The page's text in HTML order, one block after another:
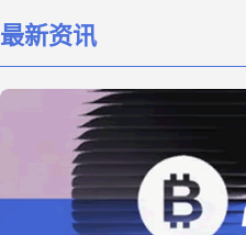
最新资讯